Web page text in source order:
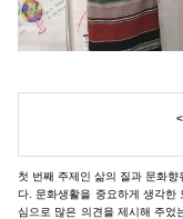
첫 번째 주제인 삶의 질과 문화
다. 문화생활을 중요하게 생각한
심으로 많은 의견을 제시해 주었